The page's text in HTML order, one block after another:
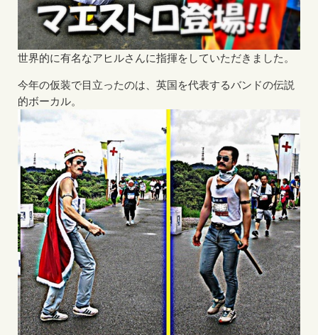
世界的に有名なアヒルさんに指揮をしていただきました。
今年の仮装で目立ったのは、英国を代表するバンドの伝説
的ボーカル。